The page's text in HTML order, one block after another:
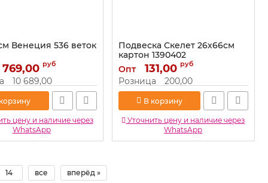
Венеция 536 веток
769,00 руб
10 689,00
цену и наличие через
WhatsApp
Подвеска Скелет 26х66см
картон 1390402
Артикул: 1390402
Опт 131,00 руб
Розница 200,00
В корзину
Уточнить цену и наличие через
WhatsApp
14 все вперёд »